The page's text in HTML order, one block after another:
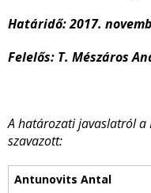
Határidő: 2017.
Felelős: T. Mészáros
A határozati javaslatról a
szavazott: